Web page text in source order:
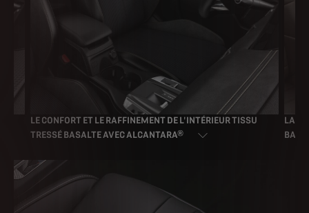
LA SUBTILITÉ DE L'INTÉRIEUR CUIR GRAINÉ NOIR
BASALTE